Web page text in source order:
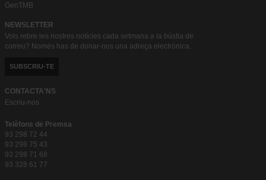
GenTMB
NEWSLETTER
Vols rebre les nostres notícies cada setmana a la bústia de
correu? Només has de donar-nos una adreça electrònica.
SUBSCRIU-TE
CONTACTA'NS
Escriu-nos
Telèfons de Premsa
93 298 72 44
93 298 75 43
93 298 71 68
93 328 61 77